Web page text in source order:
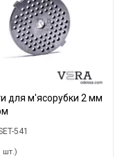
для м'ясорубки 2 мм
541
шт.)